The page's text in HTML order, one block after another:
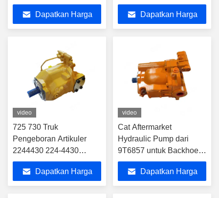
972G 972GII Pompa
motor kipas hidrolik
1671153
Dapatkan Harga
Dozer
Dapatkan Harga
video
725 730 Truk
Pengeboran Artikuler
2244430 224-4430
Pompa hidraulik
2244430 224-4430
Pompa kemudi 2244430
Dapatkan Harga
video
Cat Aftermarket
Hydraulic Pump dari
9T6857 untuk Backhoe
416 428
Dapatkan Harga